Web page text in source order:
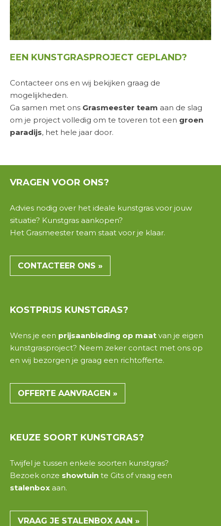
EEN KUNSTGRASPROJECT GEPLAND?
Contacteer ons en wij bekijken graag de
mogelijkheden.
Ga samen met ons Grasmeester team aan de slag
om je project volledig om te toveren tot een groen
paradijs, het hele jaar door.
VRAGEN VOOR ONS?
Advies nodig over het ideale kunstgras voor jouw
situatie? Kunstgras aankopen?
Het Grasmeester team staat voor je klaar.
CONTACTEER ONS »
KOSTPRIJS KUNSTGRAS?
Wens je een prijsaanbieding op maat van je eigen
kunstgrasproject? Neem zeker contact met ons op
en wij bezorgen je graag een richtofferte.
OFFERTE AANVRAGEN »
KEUZE SOORT KUNSTGRAS?
Twijfel je tussen enkele soorten kunstgras?
Bezoek onze showtuin te Gits of vraag een
stalenbox aan.
VRAAG JE STALENBOX AAN »